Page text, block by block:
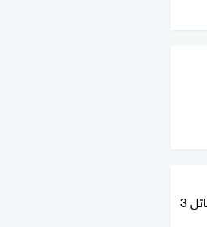
تفاصيل مثيرة.. الشرطة تصطاد "قاتل 3